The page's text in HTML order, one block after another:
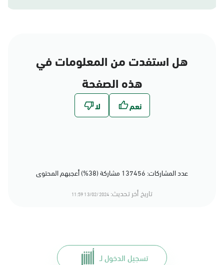
هل استفدت من المعلومات في
هذه الصفحة
عدد المشاركات: 137456 مشاركة (38%) أعجبهم المحتوى
تاريخ أخر تحديث: 13/02/2024 11:59
تسجيل الدخول لـ